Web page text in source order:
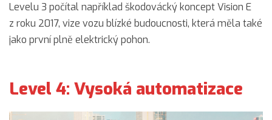
Levelu 3 počítal například škodovácký koncept Vision E
z roku 2017, vize vozu blízké budoucnosti, která měla také
jako první plně elektrický pohon.
Level 4: Vysoká automatizace